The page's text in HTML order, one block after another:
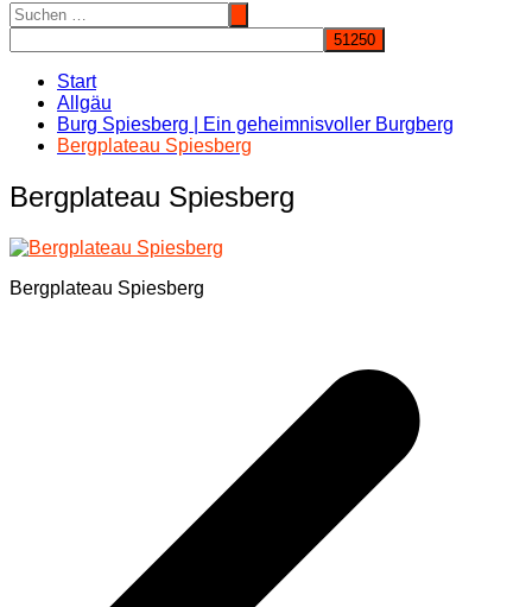
Start
Allgäu
Burg Spiesberg | Ein geheimnisvoller Burgberg
Bergplateau Spiesberg
Bergplateau Spiesberg
Bergplateau Spiesberg